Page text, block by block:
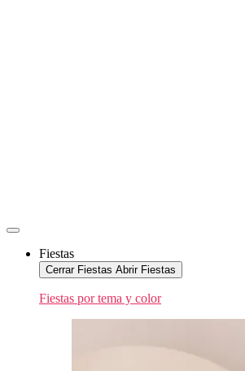
Fiestas
Cerrar Fiestas Abrir Fiestas
Fiestas por tema y color